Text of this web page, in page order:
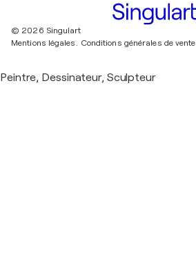
© 2026 Singulart
Mentions légales.
Conditions générales de vente
Peintre, Dessinateur, Sculpteur